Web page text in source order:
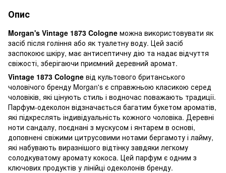
Опис
Morgan's Vintage 1873 Cologne можна використовувати як
засіб після гоління або як туалетну воду. Цей засіб
заспокоює шкіру, має антисептичну дію та надає відчуття
свіжості, зберігаючи приємний деревний аромат.
Vintage 1873 Cologne від культового британського
чоловічого бренду Morgan's є справжньою класикою серед
чоловіків, які цінують стиль і водночас поважають традиції.
Парфум-одеколон відзначається багатим букетом ароматів,
які підкреслять індивідуальність кожного чоловіка. Деревні
ноти сандалу, поєднані з мускусом і янтарем в основі,
доповнені свіжими цитрусовими нотами бергамоту і лайму,
які набувають виразнішого відтінку завдяки легкому
солодкуватому аромату кокоса. Цей парфум є одним з
ключових продуктів у лінійці одеколонів бренду.